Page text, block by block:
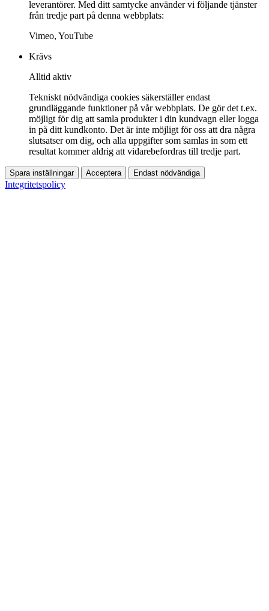
leverantörer. Med ditt samtycke använder vi följande tjänster
från tredje part på denna webbplats:
Vimeo, YouTube
Krävs
Alltid aktiv
Tekniskt nödvändiga cookies säkerställer endast
grundläggande funktioner på vår webbplats. De gör det t.ex.
möjligt för dig att samla produkter i din kundvagn eller logga
in på ditt kundkonto. Det är inte möjligt för oss att dra några
slutsatser om dig, och alla uppgifter som samlas in som ett
resultat kommer aldrig att vidarebefordras till tredje part.
Spara inställningar Acceptera Endast nödvändiga
Integritetspolicy